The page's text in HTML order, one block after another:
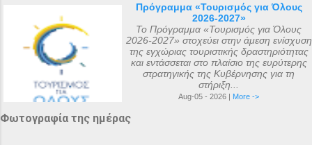
μεταγενέστερες πηγές ιστορικών ήταν ο
αριθμός 318. Ο Ευσέβιος της Καισαρείας
τους αριθμεί 250, ο Αθανάσιος
Αλεξανδρείας 318, και ο Ευστάθιος Α...
Πρόγραμμα «Τουρισμός για Όλους
2026-2027»
Το Πρόγραμμα «Τουρισμός για Όλους
2026-2027» στοχεύει στην άμεση ενίσχυση
της εγχώριας τουριστικής δραστηριότητας
και εντάσσεται στο πλαίσιο της ευρύτερης
στρατηγικής της Κυβέρνησης για τη
στήριξη...
Aug-05 - 2026 | More ->
Φωτογραφία της ημέρας